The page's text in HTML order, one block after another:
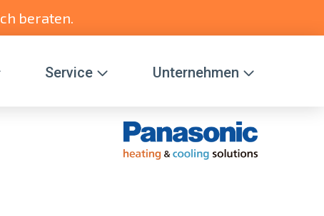
beraten.
Service Unternehmen